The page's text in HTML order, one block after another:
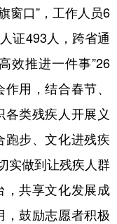
窗口”，工作人员6
证493人，跨省通
效推进一件事”26
用，结合春节、
类残疾人开展义
步、文化进残疾
实做到让残疾人群
，共享文化发展成
鼓励志愿者积极